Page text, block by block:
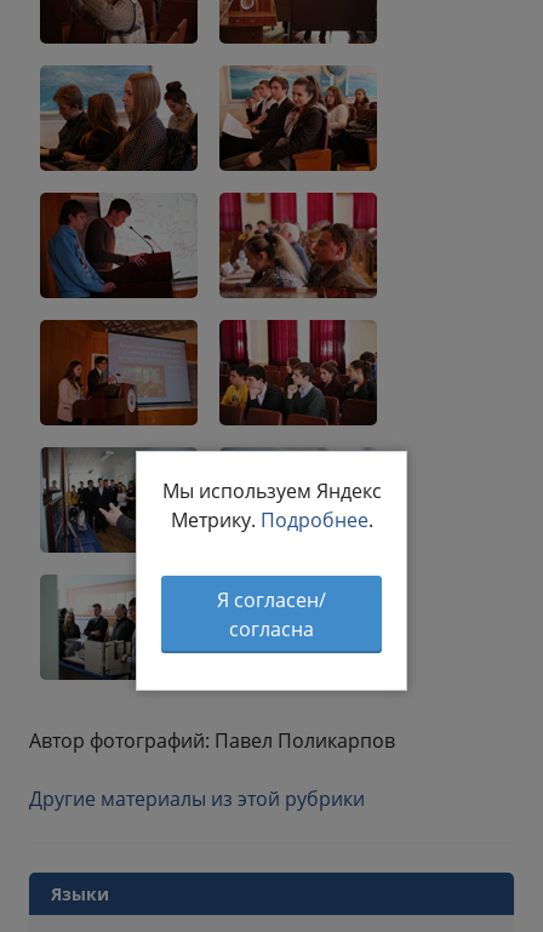
Автор фотографий: Павел Поликарпов
Другие материалы из этой рубрики
Языки
Мы используем Яндекс
Метрику. Подробнее.
Я согласен/
согласна